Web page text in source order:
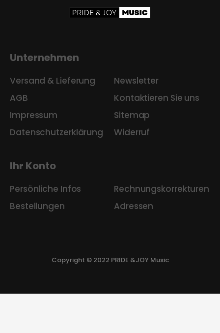
Unternehmen
Versand & Lieferung
AGB
Impressum
Datenschutzerklärung
Newsletter
Kontaktieren Sie uns
Sitemap
Widerruf
Ihr Konto
Persönliche Infos
Bestellungen
Rechnungskorrekturen
Adressen
Copyright © 2022 PRIDE &JOY Music